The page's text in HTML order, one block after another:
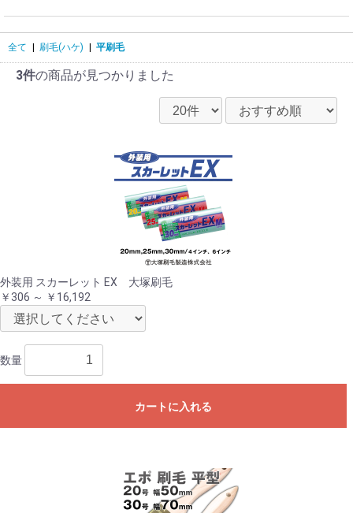
全て | 刷毛(ハケ) | 平刷毛
3件の商品が見つかりました
外装用 スカーレット EX 大塚刷毛
￥306 ～ ￥16,192
数量
カートに入れる